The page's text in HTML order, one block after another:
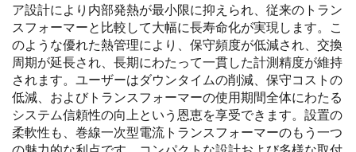
ア設計により内部発熱が最小限に抑えられ、従来のトラン
スフォーマーと比較して大幅に長寿命化が実現します。こ
のような優れた熱管理により、保守頻度が低減され、交換
周期が延長され、長期にわたって一貫した計測精度が維持
されます。ユーザーはダウンタイムの削減、保守コストの
低減、およびトランスフォーマーの使用期間全体にわたる
システム信頼性の向上という恩恵を享受できます。設置の
柔軟性も、巻線一次型電流トランスフォーマーのもう一つ